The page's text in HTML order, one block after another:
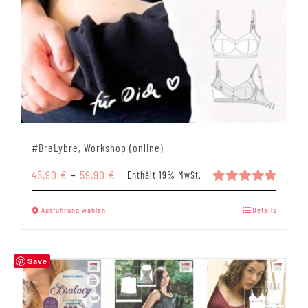
#BraLybre, Workshop (online)
Bewertet
4.86
45,90 € – 59,90 € Preisspanne:
45,90 €
Enthält 19% MwSt.
Ausführung wählen
mehrere
Varianten
auf.
Details
Save